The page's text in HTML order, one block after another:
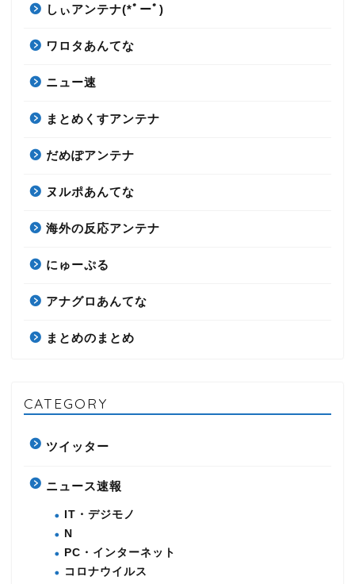
しぃアンテナ(*ﾟーﾟ)
ワロタあんてな
ニュー速
まとめくすアンテナ
だめぽアンテナ
ヌルポあんてな
海外の反応アンテナ
にゅーぷる
アナグロあんてな
まとめのまとめ
CATEGORY
ツイッター
ニュース速報
IT・デジモノ
N
PC・インターネット
コロナウイルス